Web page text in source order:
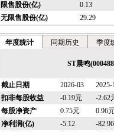
限售股份(亿)
0.13
无限售股份(亿)
29.29
年度统计 同期历史 季度
ST晨鸣
截止日期 2026-03 2025-
扣非每股收益
-0.19元 -2.62
每股净资产
0.75元 0.96
净利润(亿)
-5.12 -82.96